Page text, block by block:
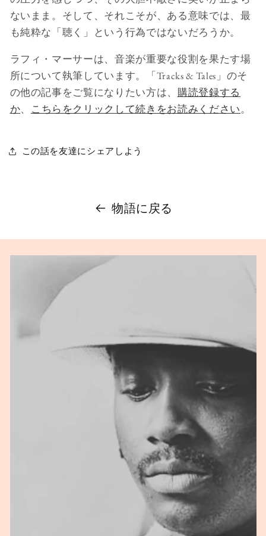
ないまま。そして、それこそが、ある意味では、最
も純粋な「聴く」という行為ではないだろうか。
ラフィ・マーサーは、音楽が重要な役割を果たす場
所について執筆しています。「Tracks & Tales」のそ
の他の記事をご覧になりたい方は、 購読登録する
か、 こちらをクリックして続きをお読みください。
この話を友達にシェアしよう
物語に戻る